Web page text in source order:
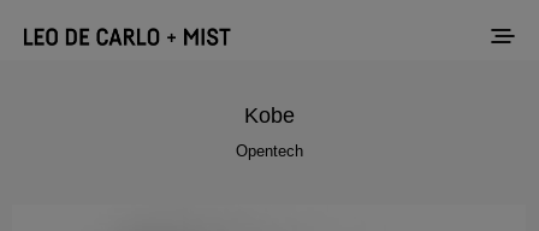
Kobe
Opentech